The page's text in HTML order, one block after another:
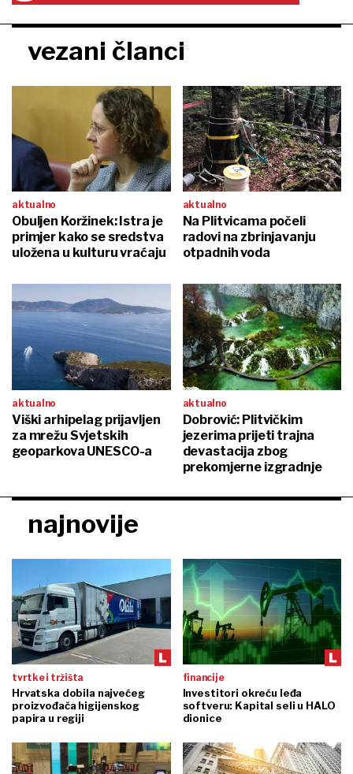
vezani članci
aktualno
Obuljen Koržinek: Istra je
primjer kako se sredstva
uložena u kulturu vraćaju
aktualno
Na Plitvicama počeli
radovi na zbrinjavanju
otpadnih voda
aktualno
Viški arhipelag prijavljen
za mrežu Svjetskih
geoparkova UNESCO-a
aktualno
Dobrović: Plitvičkim
jezerima prijeti trajna
devastacija zbog
prekomjerne izgradnje
najnovije
tvrtke i tržišta
Hrvatska dobila najvećeg
proizvođača higijenskog
papira u regiji
financije
Investitori okreću leđa
softveru: Kapital seli u HALO
dionice